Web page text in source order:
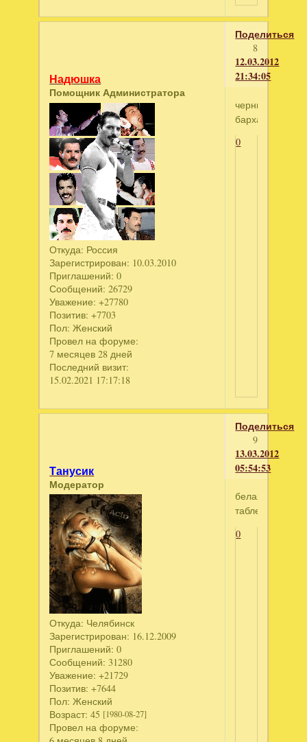
Поделиться
8
12.03.2012
21:34:05
Надюшка
Помощник Администратора
Откуда: Россия
Зарегистрирован: 10.03.2010
Приглашений: 0
Сообщений: 26729
Уважение: +27780
Позитив: +7703
Пол: Женский
Провел на форуме:
7 месяцев 28 дней
Последний визит:
15.02.2021 17:17:18
черный
бархат
0
Поделиться
9
13.03.2012
05:54:53
Танусик
Модератор
Откуда: Челябинск
Зарегистрирован: 16.12.2009
Приглашений: 0
Сообщений: 31280
Уважение: +21729
Позитив: +7644
Пол: Женский
Возраст: 45 [1980-08-27]
Провел на форуме:
белая
таблетка
0